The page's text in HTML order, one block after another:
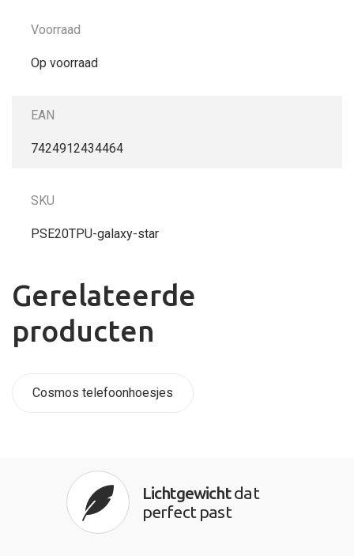
Voorraad
Op voorraad
EAN
7424912434464
SKU
PSE20TPU-galaxy-star
Gerelateerde
producten
Cosmos telefoonhoesjes
Lichtgewichtdat
perfect past